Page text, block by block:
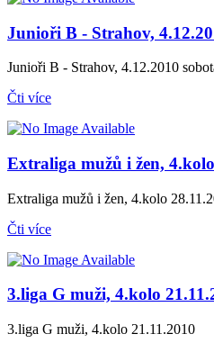
Junioři B - Strahov,
Junioři B - Strahov, 4.12.2010
Čti více
Extraliga mužů i žen,
Extraliga mužů i žen, 4.kolo
Čti více
3.liga G muži, 4.kolo
3.liga G muži, 4.kolo 21.11.2010